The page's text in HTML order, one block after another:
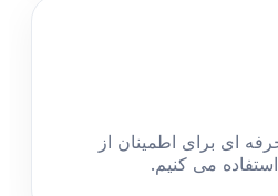
ای برای اطمینان از
می کنیم.